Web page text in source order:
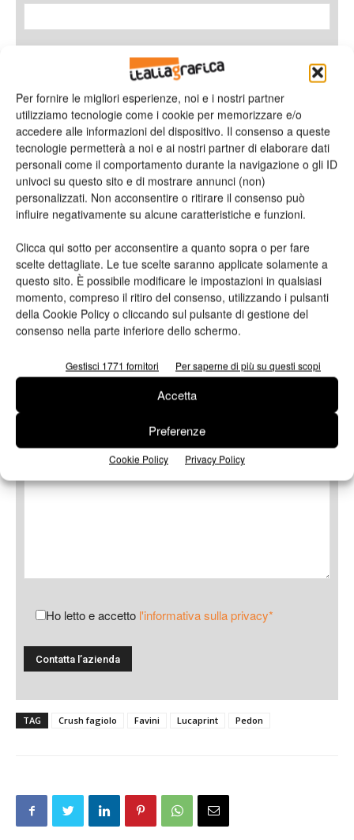
Per fornire le migliori esperienze, noi e i nostri partner
utilizziamo tecnologie come i cookie per memorizzare e/o
accedere alle informazioni del dispositivo. Il consenso a queste
tecnologie permetterà a noi e ai nostri partner di elaborare dati
personali come il comportamento durante la navigazione o gli ID
univoci su questo sito e di mostrare annunci (non)
personalizzati. Non acconsentire o ritirare il consenso può
influire negativamente su alcune caratteristiche e funzioni.
Clicca qui sotto per acconsentire a quanto sopra o per fare
scelte dettagliate. Le tue scelte saranno applicate solamente a
questo sito. È possibile modificare le impostazioni in qualsiasi
momento, compreso il ritiro del consenso, utilizzando i pulsanti
della Cookie Policy o cliccando sul pulsante di gestione del
consenso nella parte inferiore dello schermo.
Gestisci 1771 fornitori Per saperne di più su questi scopi
Accetta
Preferenze
Cookie Policy Privacy Policy
E-mail*
Oggetto
Ho letto e accetto l'informativa sulla privacy*
TAG Crush fagiolo Favini Lucaprint Pedon